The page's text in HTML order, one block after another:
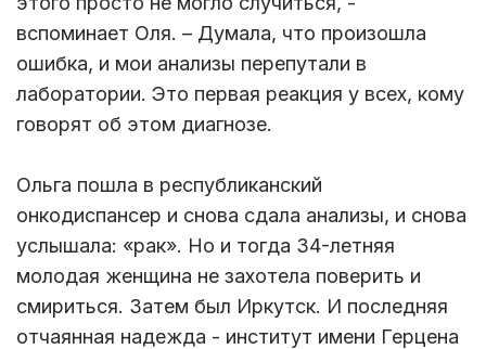
вспоминает Оля. – Думала, что произошла
ошибка, и мои анализы перепутали в
лаборатории. Это первая реакция у всех, кому
говорят об этом диагнозе.
Ольга пошла в республиканский
онкодиспансер и снова сдала анализы, и снова
услышала: «рак». Но и тогда 34-летняя
молодая женщина не захотела поверить и
смириться. Затем был Иркутск. И последняя
отчаянная надежда - институт имени Герцена